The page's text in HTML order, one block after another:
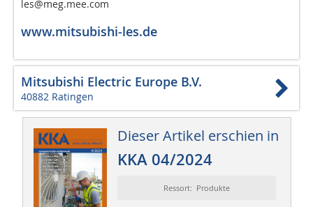
les@meg.mee.com
www.mitsubishi-les.de
Mitsubishi Electric Europe B.V.
40882 Ratingen
Dieser Artikel erschien in
KKA 04/2024
Ressort: Produkte